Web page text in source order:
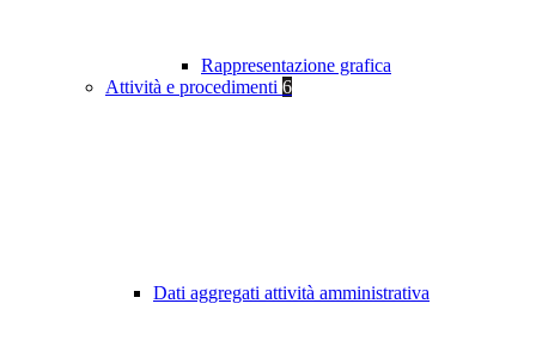
Rappresentazione grafica
Attività e procedimenti 6
Dati aggregati attività amministrativa